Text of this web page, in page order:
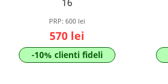
PRP: 600 lei
570 lei
-10% clienti fideli